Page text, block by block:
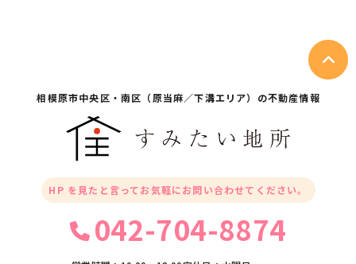
相模原市中央区・ 南区（原当麻／下溝エリア）の不動産情報
HP を見たと言ってお気軽にお問い合わせてください。
042-704-8874